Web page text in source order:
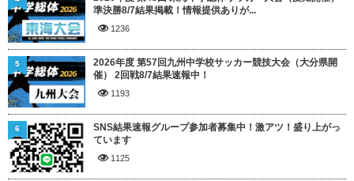
準決勝8/7結果掲載！情報提供ありが...
1236
2026年度 第57回九州中学校サッカー競技大会（大分県開
催） 2回戦8/7結果速報中！
1193
5
SNS結果速報グループ参加者募集中！激アツ！盛り上がっ
ています
1125
6